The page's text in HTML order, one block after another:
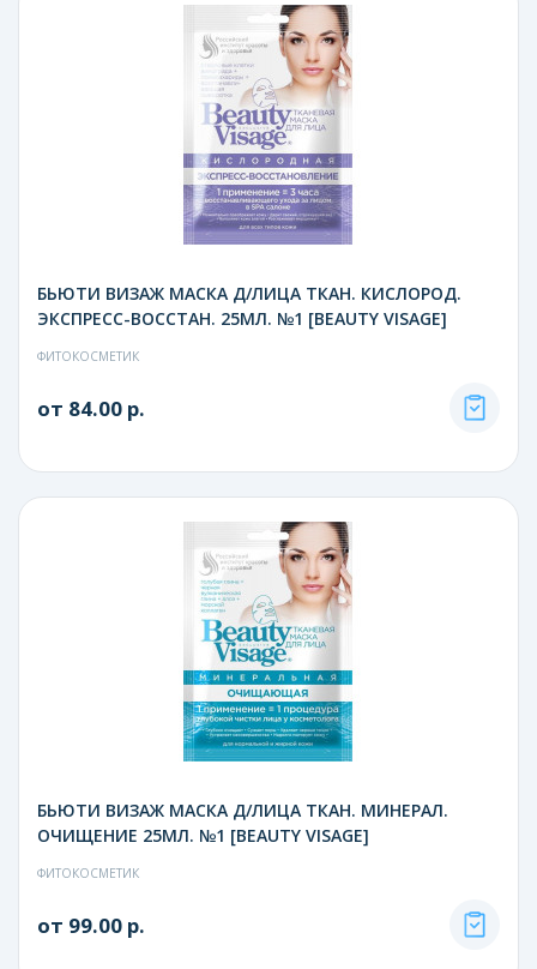
БЬЮТИ ВИЗАЖ МАСКА Д/ЛИЦА ТКАН. КИСЛОРОД.
ЭКСПРЕСС-ВОССТАН. 25МЛ. №1 [BEAUTY VISAGE]
ФИТОКОСМЕТИК
от 84.00 р.
БЬЮТИ ВИЗАЖ МАСКА Д/ЛИЦА ТКАН. МИНЕРАЛ.
ОЧИЩЕНИЕ 25МЛ. №1 [BEAUTY VISAGE]
ФИТОКОСМЕТИК
от 99.00 р.